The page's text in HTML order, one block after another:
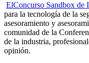
ElConcurso Sandbox de
para la tecnología de la
asesoramiento y
comunidad de la
de la industria,
opinión.